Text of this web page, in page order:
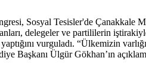
Sosyal Tesisler'de Çanakkale
delegeler ve partililerin
vurguladı. “Ülkemizin
Başkanı Ülgür Gökhan’ın